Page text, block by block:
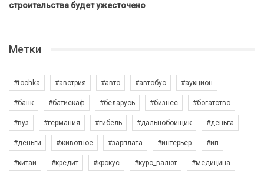
строительства будет ужесточено
Метки
#tochka #австрия #авто #автобус #аукцион
#банк #батискаф #беларусь #бизнес #богатство
#вуз #германия #гибель #дальнобойщик #деньга
#деньги #животное #зарплата #интерьер #ип
#китай #кредит #крокус #курс_валют #медицина